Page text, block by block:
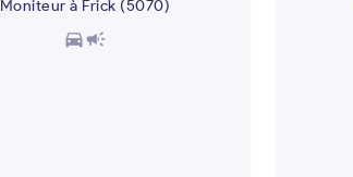
Moniteur à Frick (5070)
directions_carcampaign